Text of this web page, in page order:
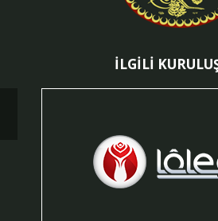
İLGİLİ